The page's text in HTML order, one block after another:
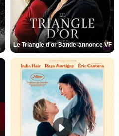
Le Triangle d'or Bande-annonce VF